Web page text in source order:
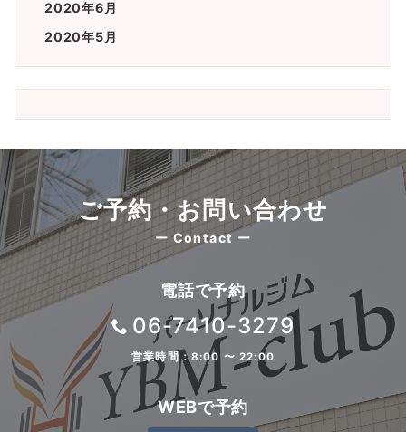
2020年6月
2020年5月
ご予約・お問い合わせ
ー Contact ー
電話で予約
06-7410-3279
営業時間：8:00 〜 22:00
WEBで予約